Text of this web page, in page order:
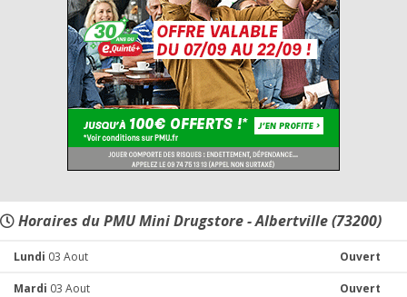
Horaires du PMU Mini Drugstore - Albertville (73200)
Lundi 03 Aout Ouvert
Mardi 03 Aout Ouvert